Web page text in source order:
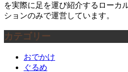
を実際に足を運び紹介するローカ
ションのみで運営しています。
カテゴリー
おでかけ
ぐるめ